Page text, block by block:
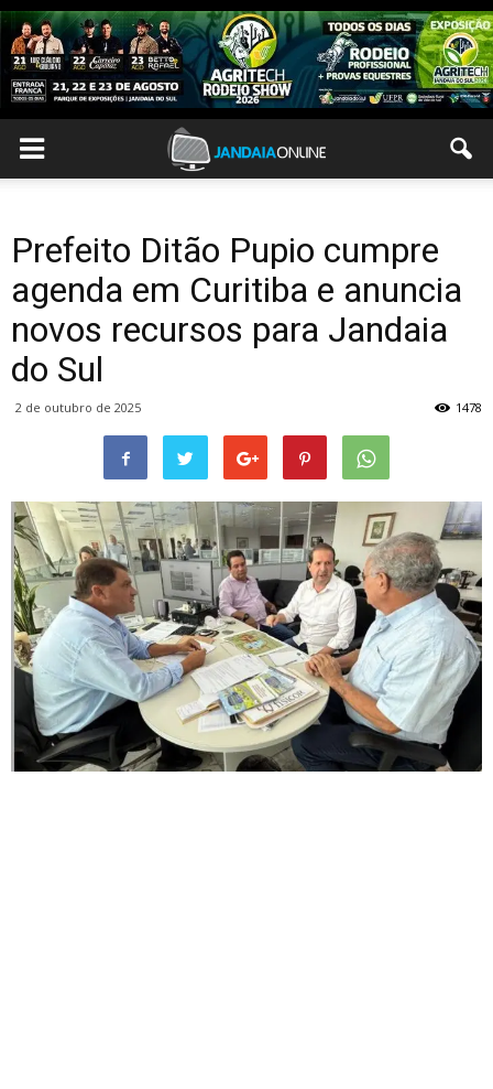
Prefeito Ditão Pupio cumpre
agenda em Curitiba e anuncia
novos recursos para Jandaia
do Sul
2 de outubro de 2025 1478